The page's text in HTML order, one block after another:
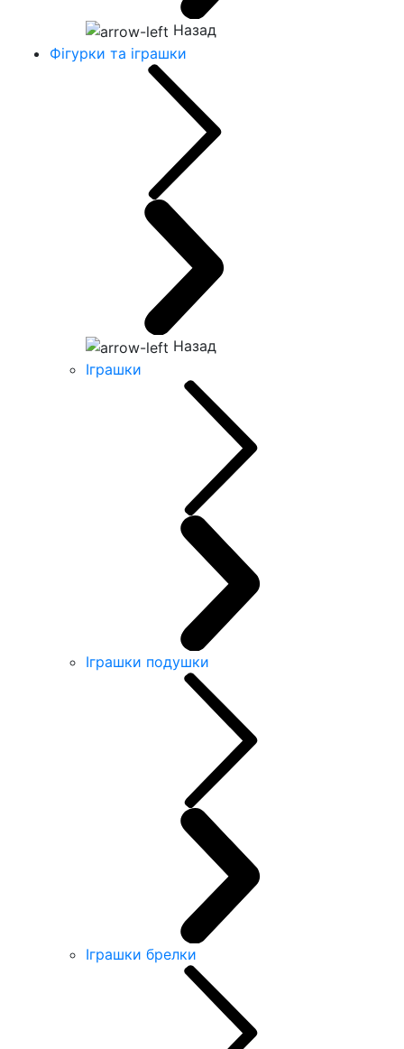
Назад
Фігурки та іграшки
Назад
Іграшки
Іграшки подушки
Іграшки брелки